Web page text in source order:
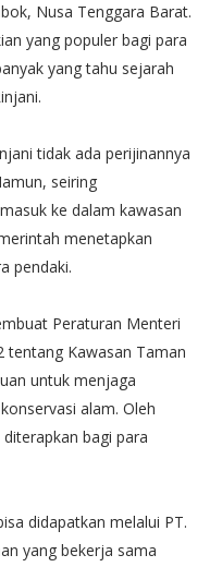
Nusa Tenggara Barat.
yang populer bagi para
yang tahu sejarah
tidak ada perijinannya
seiring
ke dalam kawasan
menetapkan
pendaki.
Peraturan Menteri
tentang Kawasan Taman
untuk menjaga
alam. Oleh
bagi para
didapatkan melalui PT.
yang bekerja sama